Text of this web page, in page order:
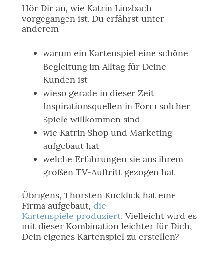
Hör Dir an, wie Katrin Linzbach
vorgegangen ist. Du erfährst unter
anderem
warum ein Kartenspiel eine schöne
Begleitung im Alltag für Deine
Kunden ist
wieso gerade in dieser Zeit
Inspirationsquellen in Form solcher
Spiele willkommen sind
wie Katrin Shop und Marketing
aufgebaut hat
welche Erfahrungen sie aus ihrem
großen TV-Auftritt gezogen hat
Übrigens, Thorsten Kucklick hat eine
Firma aufgebaut, die
Kartenspiele produziert. Vielleicht wird es
mit dieser Kombination leichter für Dich,
Dein eigenes Kartenspiel zu erstellen?